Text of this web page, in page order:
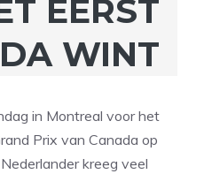
EERST
WINT
in Montreal voor het
Prix van Canada op
kreeg veel